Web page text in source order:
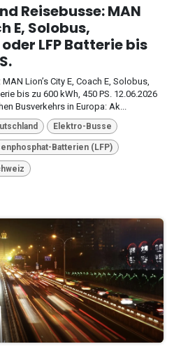
Reisebusse: MAN
E, Solobus,
LFP Batterie bis
Lion’s City E, Coach E, Solobus,
bis zu 600 kWh, 450 PS. 12.06.2026
Busverkehrs in Europa: Ak...
Elektro-Busse
Batterien (LFP)